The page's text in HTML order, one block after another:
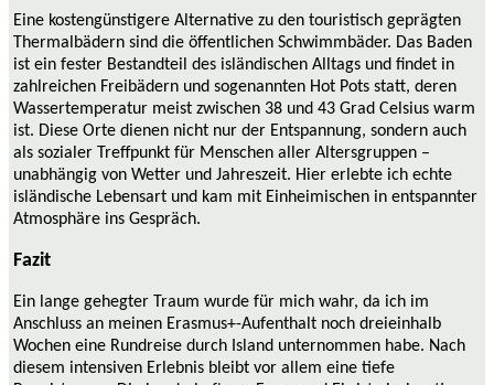
Eine kostengünstigere Alternative zu den touristisch geprägten
Thermalbädern sind die öffentlichen Schwimmbäder. Das Baden
ist ein fester Bestandteil des isländischen Alltags und findet in
zahlreichen Freibädern und sogenannten Hot Pots statt, deren
Wassertemperatur meist zwischen 38 und 43 Grad Celsius warm
ist. Diese Orte dienen nicht nur der Entspannung, sondern auch
als sozialer Treffpunkt für Menschen aller Altersgruppen –
unabhängig von Wetter und Jahreszeit. Hier erlebte ich echte
isländische Lebensart und kam mit Einheimischen in entspannter
Atmosphäre ins Gespräch.
Fazit
Ein lange gehegter Traum wurde für mich wahr, da ich im
Anschluss an meinen Erasmus+-Aufenthalt noch dreieinhalb
Wochen eine Rundreise durch Island unternommen habe. Nach
diesem intensiven Erlebnis bleibt vor allem eine tiefe